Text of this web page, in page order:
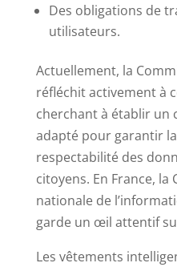
Des obligations de
utilisateurs.
Actuellement, la
réfléchit activement à
cherchant à établir un
adapté pour garantir
respectabilité des
citoyens. En France, la
nationale de
garde un œil attentif
Les vêtements